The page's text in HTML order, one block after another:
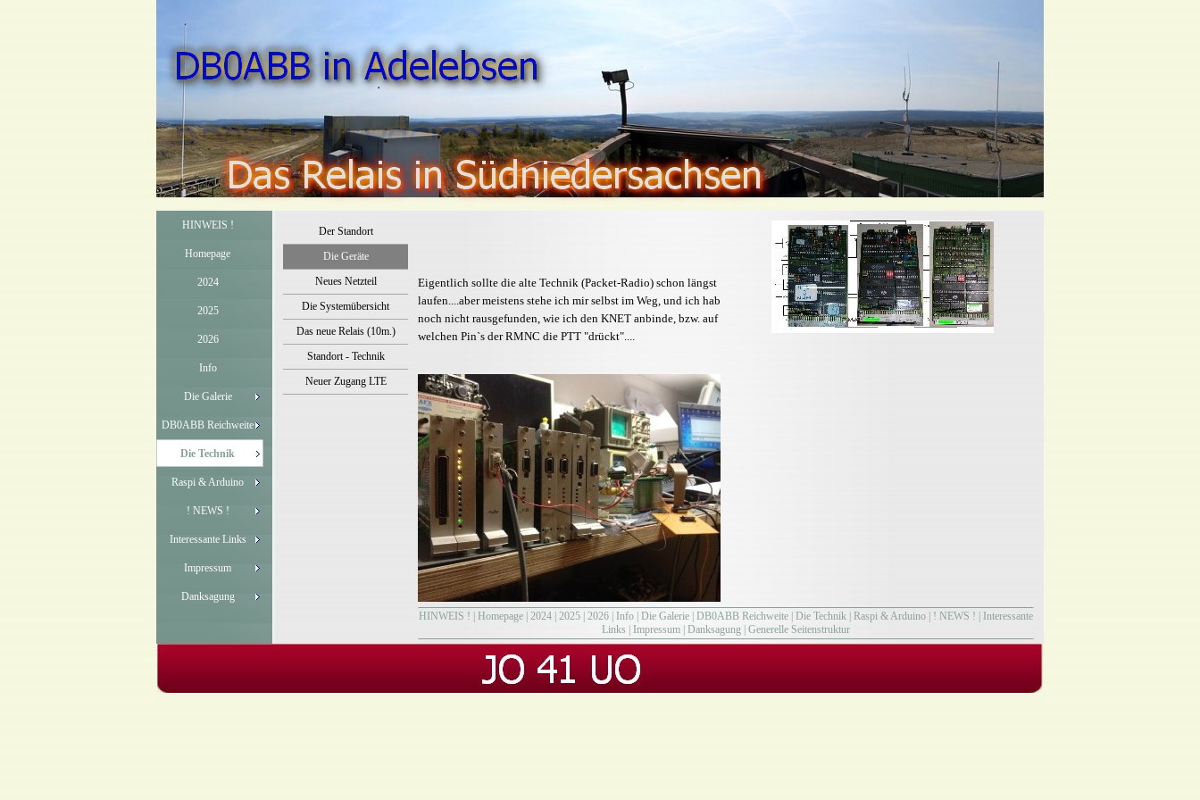
HINWEIS !
Homepage
2024
2025
2026
Info
Die Galerie
DB0ABB Reichweite
Die Technik
Raspi & Arduino
! NEWS !
Interessante Links
Impressum
Danksagung
Der Standort
Die Geräte
Neues Netzteil
Die Systemübersicht
Das neue Relais (10m.)
Standort - Technik
Neuer Zugang LTE
Eigentlich sollte die alte Technik (Packet-Radio) schon längst
laufen....aber meistens stehe ich mir selbst im Weg, und ich hab
noch nicht rausgefunden, wie ich den KNET anbinde, bzw. auf
welchen Pin`s der RMNC die PTT "drückt"....
HINWEIS ! Homepage 2024 2025 2026 Info Die Galerie DB0ABB Reichweite Die Technik Raspi & Arduino ! NEWS !
Interessante
Links
Impressum Danksagung Generelle Seitenstruktur